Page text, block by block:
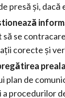
presă și,
să se
corecte și
plan de
a procedurilor